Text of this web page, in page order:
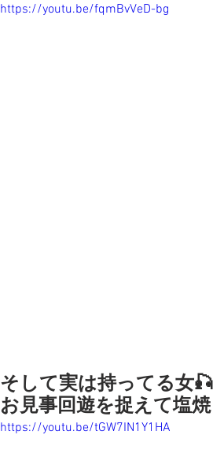
https://youtu.be/fqmBvVeD-bg
そして実は持ってる女
お見事回遊を捉えて塩
https://youtu.be/tGW7IN1Y1HA